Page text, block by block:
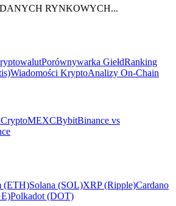
RYNKOWYCH...
Porównywarka GiełdRanking
Wiadomości KryptoAnalizy On-Chain
MEXCBybitBinance vs
(ETH)Solana (SOL)XRP (Ripple)Cardano
Polkadot (DOT)